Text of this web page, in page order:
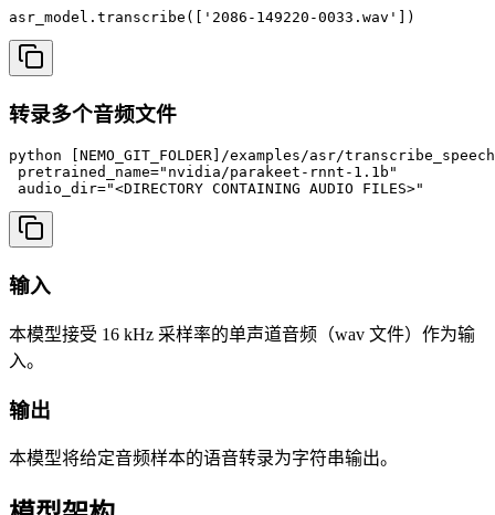
asr_model.transcribe(['2086-149220-0033.wav'])
转录多个音频文件
python [NEMO_GIT_FOLDER]/examples/asr/
pretrained_name="nvidia/parakeet-rnnt-1.1b"
audio_dir="<DIRECTORY CONTAINING AUDIO FILES>"
输入
本模型接受 16 kHz 采样率的单声道音频（wav 文件）作为输
入。
输出
本模型将给定音频样本的语音转录为字符串输出。